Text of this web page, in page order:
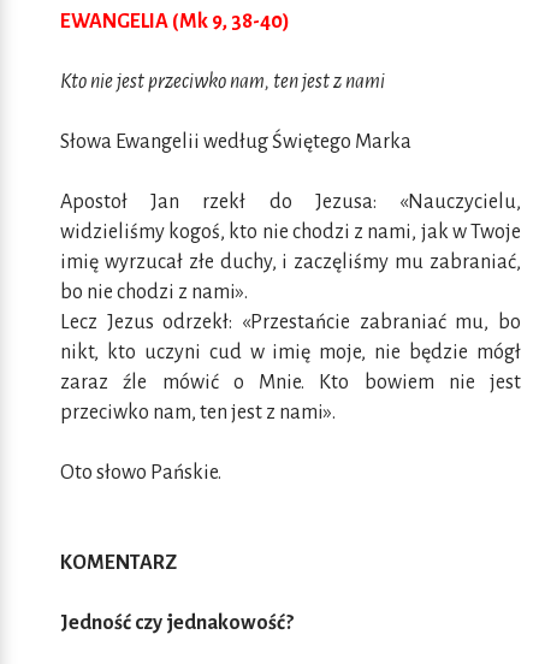
EWANGELIA (Mk 9, 38-40)
Kto nie jest przeciwko nam, ten jest z nami
Słowa Ewangelii według Świętego Marka
Apostoł Jan rzekł do Jezusa: «Nauczycielu,
widzieliśmy kogoś, kto nie chodzi z nami, jak w Twoje
imię wyrzucał złe duchy, i zaczęliśmy mu zabraniać,
bo nie chodzi z nami».
Lecz Jezus odrzekł: «Przestańcie zabraniać mu, bo
nikt, kto uczyni cud w imię moje, nie będzie mógł
zaraz źle mówić o Mnie. Kto bowiem nie jest
przeciwko nam, ten jest z nami».
Oto słowo Pańskie.
KOMENTARZ
Jedność czy jednakowość?